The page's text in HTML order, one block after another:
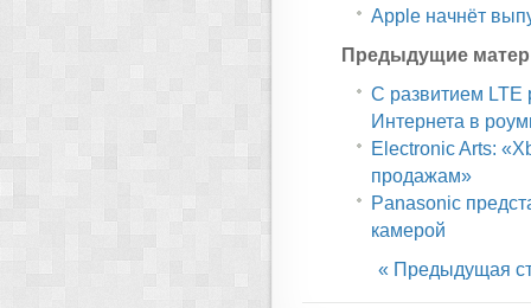
Apple начнёт
Предыдущие
С развитием LTE
Интернета в
Electronic Arts:
продажам»
Panasonic
камерой
« Предыдущая